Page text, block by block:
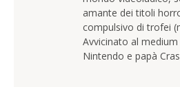
amante dei titoli
compulsivo di trofei
Avvicinato al
Nintendo e papà